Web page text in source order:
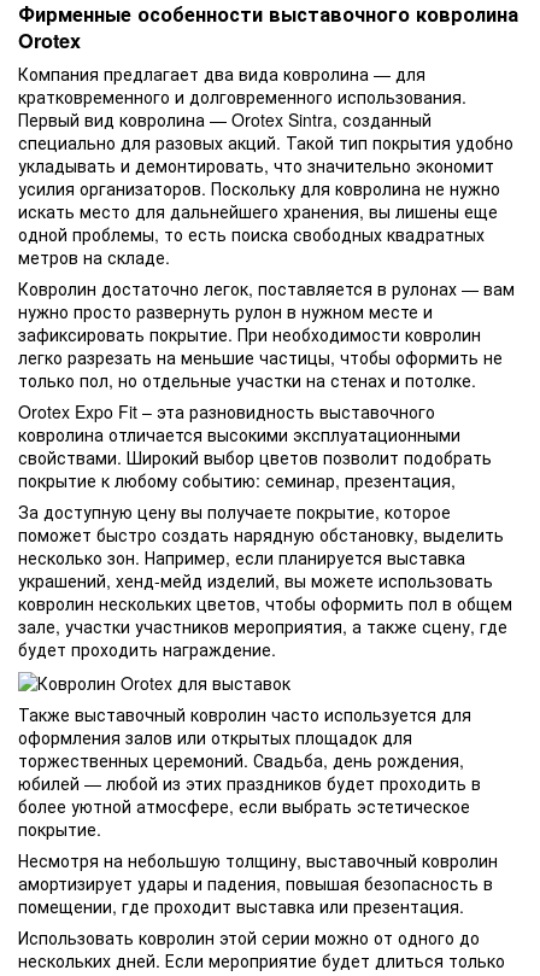
Фирменные особенности выставочного ковролина
Orotex
Компания предлагает два вида ковролина — для
кратковременного и долговременного использования.
Первый вид ковролина — Orotex Sintra, созданный
специально для разовых акций. Такой тип покрытия удобно
укладывать и демонтировать, что значительно экономит
усилия организаторов. Поскольку для ковролина не нужно
искать место для дальнейшего хранения, вы лишены еще
одной проблемы, то есть поиска свободных квадратных
метров на складе.
Ковролин достаточно легок, поставляется в рулонах — вам
нужно просто развернуть рулон в нужном месте и
зафиксировать покрытие. При необходимости ковролин
легко разрезать на меньшие частицы, чтобы оформить не
только пол, но отдельные участки на стенах и потолке.
Orotex Expo Fit – эта разновидность выставочного
ковролина отличается высокими эксплуатационными
свойствами. Широкий выбор цветов позволит подобрать
покрытие к любому событию: семинар, презентация,
За доступную цену вы получаете покрытие, которое
поможет быстро создать нарядную обстановку, выделить
несколько зон. Например, если планируется выставка
украшений, хенд-мейд изделий, вы можете использовать
ковролин нескольких цветов, чтобы оформить пол в общем
зале, участки участников мероприятия, а также сцену, где
будет проходить награждение.
Также выставочный ковролин часто используется для
оформления залов или открытых площадок для
торжественных церемоний. Свадьба, день рождения,
юбилей — любой из этих праздников будет проходить в
более уютной атмосфере, если выбрать эстетическое
покрытие.
Несмотря на небольшую толщину, выставочный ковролин
амортизирует удары и падения, повышая безопасность в
помещении, где проходит выставка или презентация.
Использовать ковролин этой серии можно от одного до
нескольких дней. Если мероприятие будет длиться только